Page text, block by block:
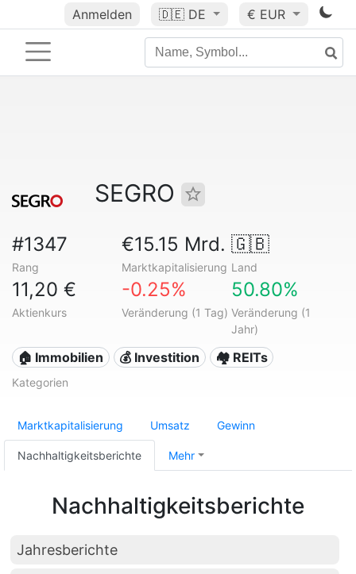
Anmelden 🇩🇪 DE € EUR
SEGRO
#1347
Rang
€15.15 Mrd.
Marktkapitalisierung
🇬🇧
Land
11,20 €
Aktienkurs
-0.25%
Veränderung (1 Tag)
50.80%
Veränderung (1
Jahr)
🏠 Immobilien 💰 Investition 🏘️ REITs
Kategorien
Marktkapitalisierung Umsatz Gewinn
Nachhaltigkeitsberichte Mehr
Nachhaltigkeitsberichte
Jahresberichte